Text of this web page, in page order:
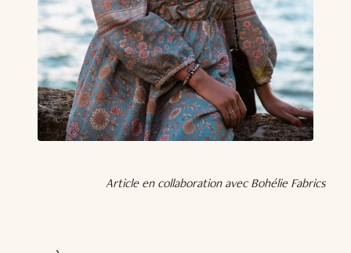
Article en collaboration avec Bohélie Fabrics